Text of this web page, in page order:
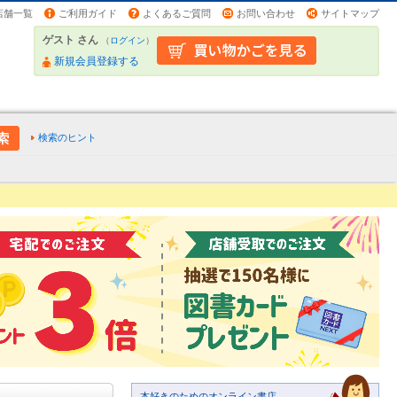
舗一覧 ご利用ガイド よくあるご質問 お問い合わせ サイトマップ
ゲスト さん （ログイン）
新規会員登録する
検索のヒント